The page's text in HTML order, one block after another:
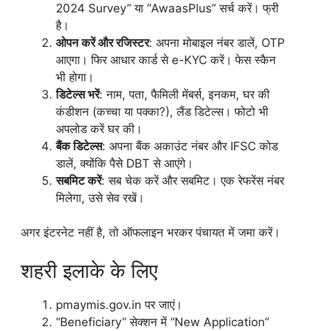
2024 Survey” या “AwaasPlus” सर्च करें। फ्री
है।
ओपन करें और रजिस्टर: अपना मोबाइल नंबर डालें, OTP
आएगा। फिर आधार कार्ड से e-KYC करें। फेस स्कैन
भी होगा।
डिटेल्स भरें: नाम, पता, फैमिली मेंबर्स, इनकम, घर की
कंडीशन (कच्चा या पक्का?), लैंड डिटेल्स। फोटो भी
अपलोड करें घर की।
बैंक डिटेल्स: अपना बैंक अकाउंट नंबर और IFSC कोड
डालें, क्योंकि पैसे DBT से आएंगे।
सबमिट करें: सब चेक करें और सबमिट। एक रेफरेंस नंबर
मिलेगा, उसे सेव रखें।
अगर इंटरनेट नहीं है, तो ऑफलाइन भरकर पंचायत में जमा करें।
शहरी इलाके के लिए
pmaymis.gov.in पर जाएं।
“Beneficiary” सेक्शन में “New Application”